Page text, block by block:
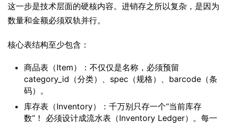
这一步是技术层面的硬核内容。进销存之所以复杂，是因为
数量和金额必须双轨并行。
核心表结构至少包含：
商品表（Item）：不仅仅是名称，必须预留
category_id（分类）、spec（规格）、barcode（条
码）。
库存表（Inventory）：千万别只存一个“当前库存
数”！ 必须设计成流水表（Inventory Ledger）。每一